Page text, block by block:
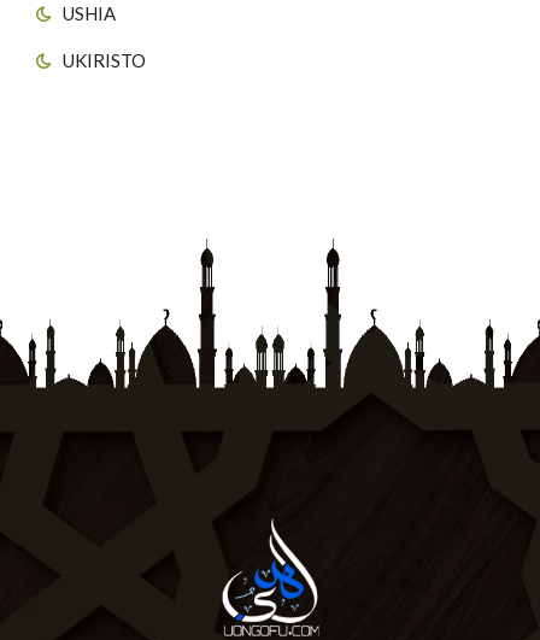
USHIA
UKIRISTO